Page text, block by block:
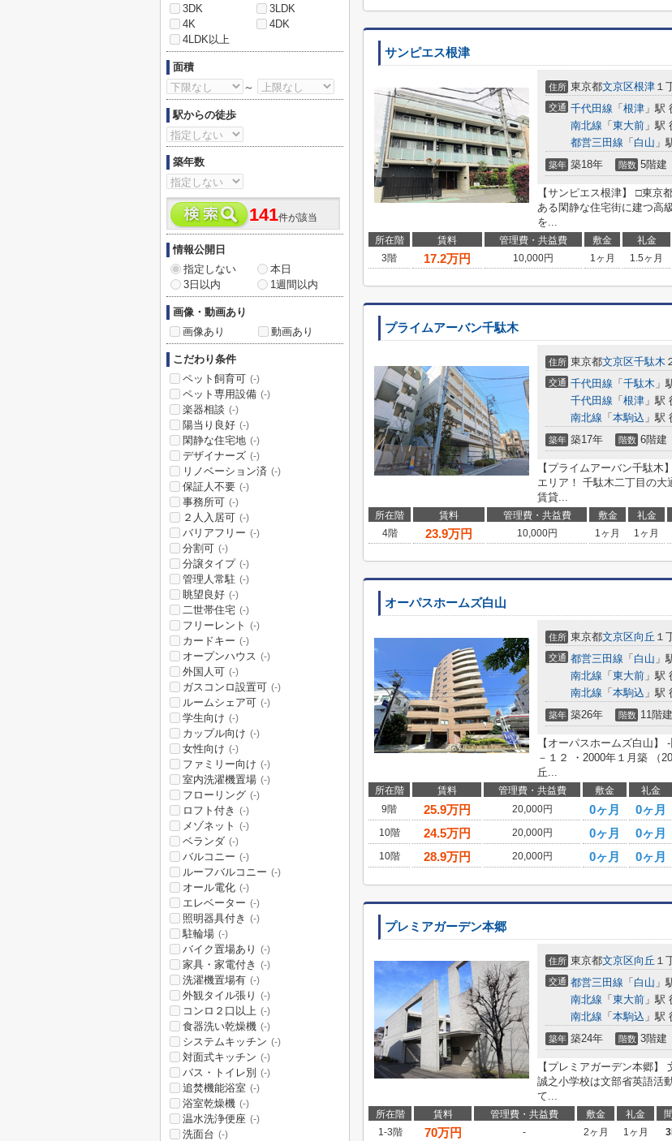
サンピエス根津
住所 東京都文京区根津 １
交通 千代田線 「 根津 」駅
南北線 「 東大前 」駅
都営三田線 「 白山 」
築年 築18年 階数 5階建
【サンピエス根津】 □東京
ある閑静な住宅街に建つ高
を...
所在階 賃料 管理費・共益費 敷金 礼金
3階
17.2万円 10,000円 1ヶ月 1.5ヶ月
プライムアーバン千駄木
住所 東京都文京区千駄木
交通 千代田線 「 千駄木 」
千代田線 「 根津 」駅
南北線 「 本駒込 」駅
築年 築17年 階数 6階建
【プライムアーバン千駄
エリア！ 千駄木二丁目の
賃貸...
所在階 賃料 管理費・共益費 敷金 礼金
4階
23.9万円 10,000円 1ヶ月 1ヶ月
オーパスホームズ白山
住所 東京都文京区向丘 １
交通 都営三田線 「 白山 」
南北線 「 東大前 」駅
南北線 「 本駒込 」駅
築年 築26年 階数 11階
【オーパスホームズ白山】
－１２ ・2000年１月築 （
丘...
所在階 賃料 管理費・共益費 敷金 礼金
9階
25.9万円 20,000円 0ヶ月 0ヶ月
10階
24.5万円 20,000円 0ヶ月 0ヶ月
10階
28.9万円 20,000円 0ヶ月 0ヶ月
プレミアガーデン本郷
住所 東京都文京区向丘 １
交通 都営三田線 「 白山 」
南北線 「 東大前 」駅
南北線 「 本駒込 」駅
築年 築24年 階数 3階建
【プレミアガーデン本郷】
誠之小学校は文部省英語活
て...
所在階 賃料 管理費・共益費 敷金 礼金
1-3階
70万円 - 2ヶ月 1ヶ月
3DK
3LDK
4K
4DK
4LDK以上
面積
～
駅からの徒歩
築年数
141件が該当
情報公開日
指定しない
本日
3日以内
1週間以内
画像・動画あり
画像あり
動画あり
こだわり条件
ペット飼育可 (-)
ペット専用設備 (-)
楽器相談 (-)
陽当り良好 (-)
閑静な住宅地 (-)
デザイナーズ (-)
リノベーション済 (-)
保証人不要 (-)
事務所可 (-)
２人入居可 (-)
バリアフリー (-)
分割可 (-)
分譲タイプ (-)
管理人常駐 (-)
眺望良好 (-)
二世帯住宅 (-)
フリーレント (-)
カードキー (-)
オープンハウス (-)
外国人可 (-)
ガスコンロ設置可 (-)
ルームシェア可 (-)
学生向け (-)
カップル向け (-)
女性向け (-)
ファミリー向け (-)
室内洗濯機置場 (-)
フローリング (-)
ロフト付き (-)
メゾネット (-)
ベランダ (-)
バルコニー (-)
ルーフバルコニー (-)
オール電化 (-)
エレベーター (-)
照明器具付き (-)
駐輪場 (-)
バイク置場あり (-)
家具・家電付き (-)
洗濯機置場有 (-)
外観タイル張り (-)
コンロ２口以上 (-)
食器洗い乾燥機 (-)
システムキッチン (-)
対面式キッチン (-)
バス・トイレ別 (-)
追焚機能浴室 (-)
浴室乾燥機 (-)
温水洗浄便座 (-)
洗面台 (-)